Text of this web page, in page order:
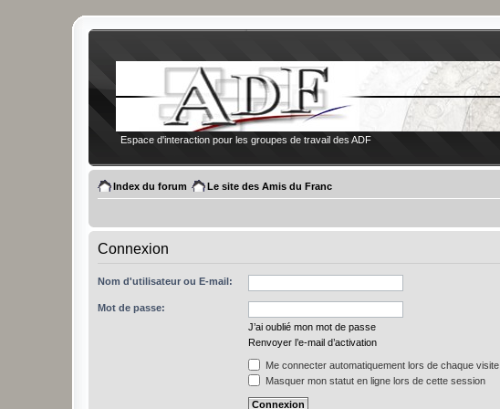
Espace d'interaction pour les groupes de travail des ADF
Index du forum Le site des Amis du Franc
Connexion
Nom d'utilisateur ou E-mail:
Mot de passe:
J’ai oublié mon mot de passe
Renvoyer l’e-mail d’activation
Me connecter automatiquement lors de chaque visite
Masquer mon statut en ligne lors de cette session